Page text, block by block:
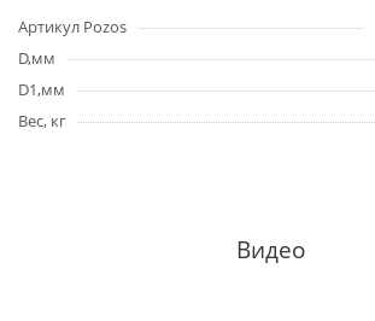
Артикул Pozos
D,мм
D1,мм
Вес, кг
Видео